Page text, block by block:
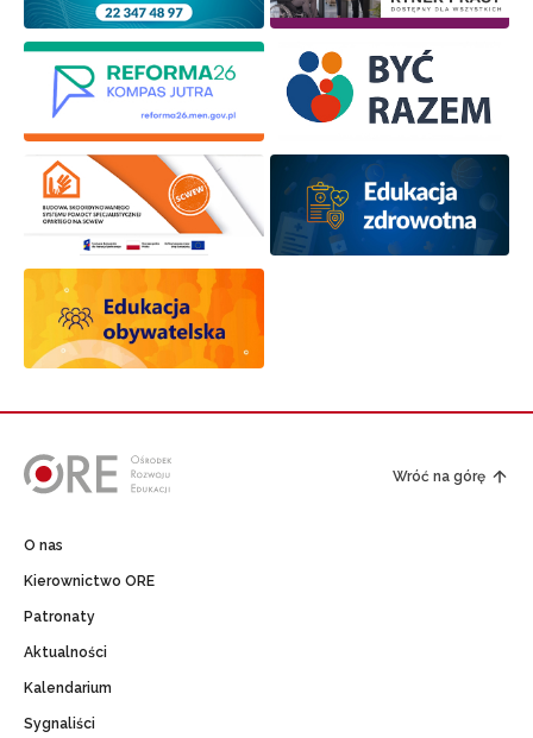
Wróć na górę
O nas
Kierownictwo ORE
Patronaty
Aktualności
Kalendarium
Sygnaliści